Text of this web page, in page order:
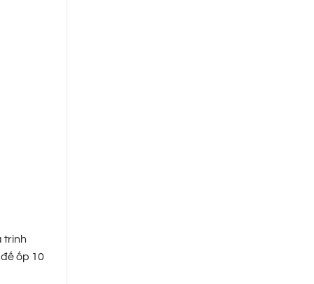
trình
ốp 10